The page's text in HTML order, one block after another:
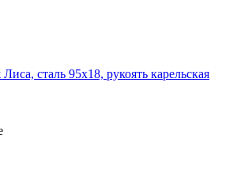
сталь 95х18, рукоять карельская